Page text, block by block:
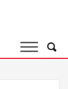
SucheSuche